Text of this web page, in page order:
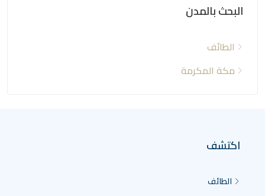
البحث بالمدن
الطائف
مكة المكرمة
اكتشف
الطائف